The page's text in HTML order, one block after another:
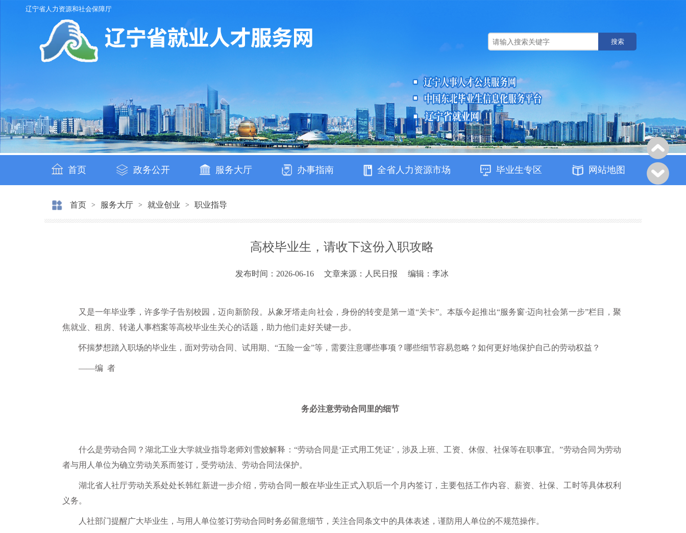
辽宁省人力资源和社会保障厅
搜索
首页 政务公开 服务大厅 办事指南 全省人力资源市场 毕业生专区 网站地图
首页 > 服务大厅 > 就业创业 > 职业指导
高校毕业生，请收下这份入职攻略
发布时间：2026-06-16 文章来源：人民日报 编辑：李冰
又是一年毕业季，许多学子告别校园，迈向新阶段。从象牙塔走向社会，身份的转变是第一道“关卡”。本版今起推出“服务窗·迈向社会第一步”栏目，聚
焦就业、租房、转递人事档案等高校毕业生关心的话题，助力他们走好关键一步。
怀揣梦想踏入职场的毕业生，面对劳动合同、试用期、“五险一金”等，需要注意哪些事项？哪些细节容易忽略？如何更好地保护自己的劳动权益？
——编 者
务必注意劳动合同里的细节
什么是劳动合同？湖北工业大学就业指导老师刘雪姣解释：“劳动合同是‘正式用工凭证’，涉及上班、工资、休假、社保等在职事宜。”劳动合同为劳动
者与用人单位为确立劳动关系而签订，受劳动法、劳动合同法保护。
湖北省人社厅劳动关系处处长韩红新进一步介绍，劳动合同一般在毕业生正式入职后一个月内签订，主要包括工作内容、薪资、社保、工时等具体权利
义务。
人社部门提醒广大毕业生，与用人单位签订劳动合同时务必留意细节，关注合同条文中的具体表述，谨防用人单位的不规范操作。